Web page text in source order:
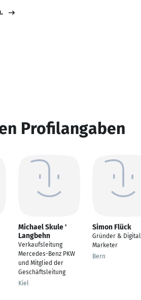
Profilangaben
Michael Skule '
Langbehn
Verkaufsleitung
Mercedes-Benz PKW
und Mitglied der
Geschäftsleitung
Kiel
Simon Flück
Gründer & Digital
Marketer
Bern